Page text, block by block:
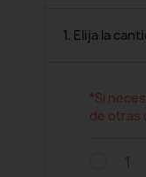
1. Elija la
*Si
de otras
1